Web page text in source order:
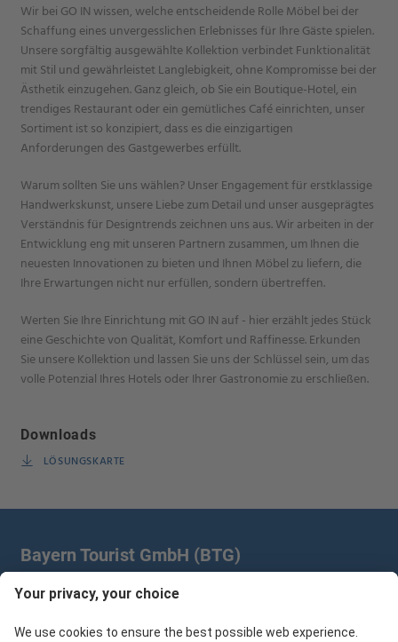
Wir bei GO IN wissen, welche entscheidende Rolle Möbel bei der
Schaffung eines unvergesslichen Erlebnisses für Ihre Gäste spielen.
Unsere sorgfältig ausgewählte Kollektion verbindet Funktionalität
mit Stil und gewährleistet Langlebigkeit, ohne Kompromisse bei der
Ästhetik einzugehen. Ganz gleich, ob Sie ein Boutique-Hotel, ein
trendiges Restaurant oder ein gemütliches Café einrichten, unser
Sortiment ist so konzipiert, dass es die einzigartigen
Anforderungen des Gastgewerbes erfüllt.
Warum sollten Sie uns wählen? Unser Engagement für erstklassige
Handwerkskunst, unsere Liebe zum Detail und unser ausgeprägtes
Verständnis für Designtrends zeichnen uns aus. Wir arbeiten in der
Entwicklung eng mit unseren Partnern zusammen, um Ihnen die
neuesten Innovationen zu bieten und Ihnen Möbel zu liefern, die
Ihre Erwartungen nicht nur erfüllen, sondern übertreffen.
Werten Sie Ihre Einrichtung mit GO IN auf - hier erzählt jedes Stück
eine Geschichte von Qualität, Komfort und Raffinesse. Erkunden
Sie unsere Kollektion und lassen Sie uns der Schlüssel sein, um das
volle Potenzial Ihres Hotels oder Ihrer Gastronomie zu erschließen.
Downloads
LÖSUNGSKARTE
Bayern Tourist GmbH (BTG)
Prinz-Ludwig-Palais | Türkenstr. 7 | 80333 München
branchenpartner@btg-service.de